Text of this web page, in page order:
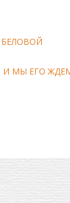
И МЫ ЕГО